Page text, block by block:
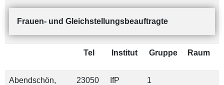
Frauen- und Gleichstellungsbeauftragte
Tel Institut Gruppe Raum
Abendschön,
23050 IfP 1